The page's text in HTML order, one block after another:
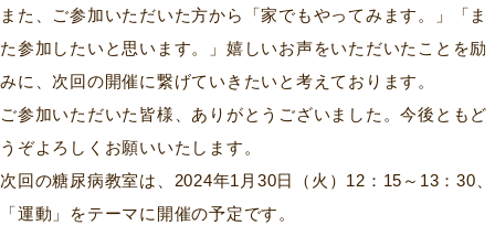
また、ご参加いただいた方から「家でもやってみます。」「ま
た参加したいと思います。」嬉しいお声をいただいたことを励
みに、次回の開催に繋げていきたいと考えております。
ご参加いただいた皆様、ありがとうございました。今後ともど
うぞよろしくお願いいたします。
次回の糖尿病教室は、2024年1月30日（火）12：15～13：30、
「運動」をテーマに開催の予定です。